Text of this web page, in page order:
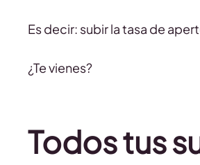
Es decir: subir la tasa de
¿Te vienes?
Todos tus